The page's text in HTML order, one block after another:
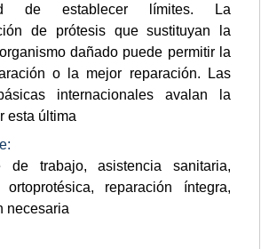
de establecer límites. La
de prótesis que sustituyan la
dañado puede permitir la
o la mejor reparación. Las
internacionales avalan la
esta última
de trabajo, asistencia sanitaria,
ortoprotésica, reparación íntegra,
necesaria